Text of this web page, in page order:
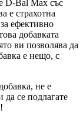
D-Bal Max със
е страхотна
ефективно
добавката
ви позволява да
е нещо, с
не е
да се подлагате